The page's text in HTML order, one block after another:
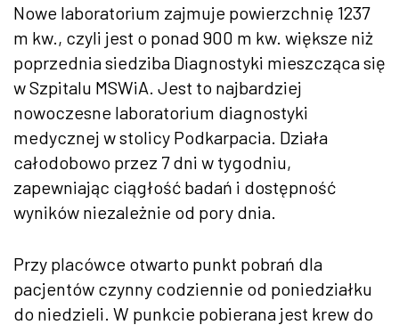
Nowe laboratorium zajmuje powierzchnię 1237
m kw., czyli jest o ponad 900 m kw. większe niż
poprzednia siedziba Diagnostyki mieszcząca się
w Szpitalu MSWiA. Jest to najbardziej
nowoczesne laboratorium diagnostyki
medycznej w stolicy Podkarpacia. Działa
całodobowo przez 7 dni w tygodniu,
zapewniając ciągłość badań i dostępność
wyników niezależnie od pory dnia.
Przy placówce otwarto punkt pobrań dla
pacjentów czynny codziennie od poniedziałku
do niedzieli. W punkcie pobierana jest krew do